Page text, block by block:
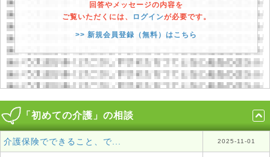
回答やメッセージの内容を
ご覧いただくには、
ログインが必要です。
>> 新規会員登録（無料）はこちら
「初めての介護」の相談
介護保険でできること、で... 2025-11-01